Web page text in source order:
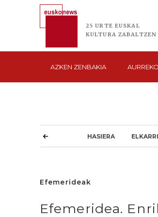
25 URTE EUSKAL
KULTURA ZABALTZEN
AZKEN ZENBAKIA AURREKO
HASIERA
Efemerideak
Efemeridea.